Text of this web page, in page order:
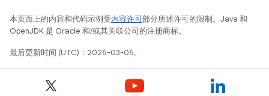
本页面上的内容和代码示例受内容许可部分所述许可的限制。Java 和
OpenJDK 是 Oracle 和/或其关联公司的注册商标。
最后更新时间 (UTC)：2026-03-06。